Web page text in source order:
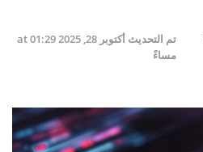
تم التحديث
أكتوبر 28, 2025 at 01:29
مساءً